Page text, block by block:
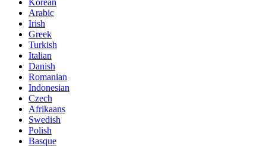
Korean
Arabic
Irish
Greek
Turkish
Italian
Danish
Romanian
Indonesian
Czech
Afrikaans
Swedish
Polish
Basque